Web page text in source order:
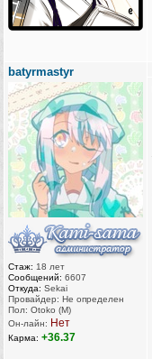
batyrmastyr
Стаж: 18 лет
Сообщений: 6607
Откуда: Sekai
Провайдер: Не определен
Пол: Otoko (M)
Он-лайн: Нет
Карма: +36.37